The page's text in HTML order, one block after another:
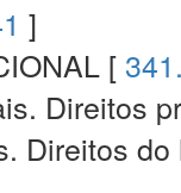
]
[
Direitos
Direitos